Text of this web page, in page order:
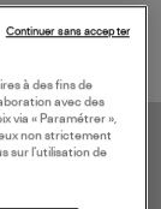
à des fins de
avec des
via « Paramétrer »,
non strictement
sur l’utilisation de
Continuer sans accepter